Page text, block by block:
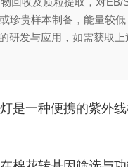
珍贵样本制备，能量较
研发与应用，如需获取
是一种便携的紫外